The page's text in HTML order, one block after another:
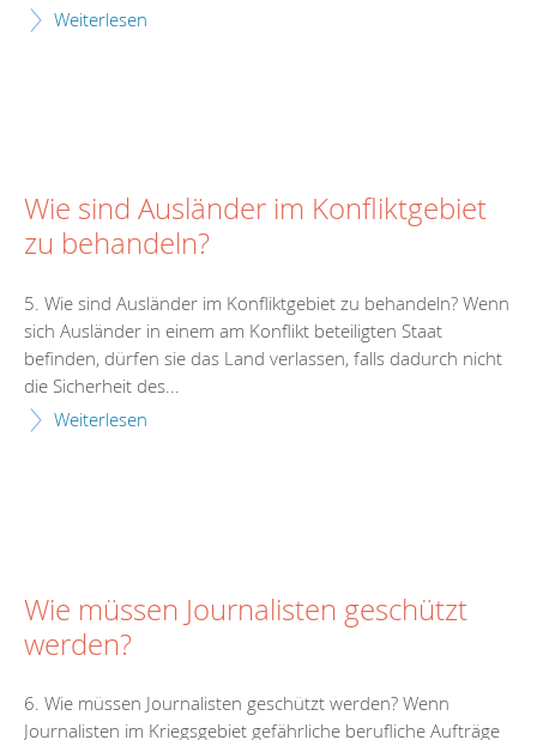
Weiterlesen
Wie sind Ausländer im Konfliktgebiet
zu behandeln?
5. Wie sind Ausländer im Konfliktgebiet zu behandeln? Wenn
sich Ausländer in einem am Konflikt beteiligten Staat
befinden, dürfen sie das Land verlassen, falls dadurch nicht
die Sicherheit des...
Weiterlesen
Wie müssen Journalisten geschützt
werden?
6. Wie müssen Journalisten geschützt werden? Wenn
Journalisten im Kriegsgebiet gefährliche berufliche Aufträge